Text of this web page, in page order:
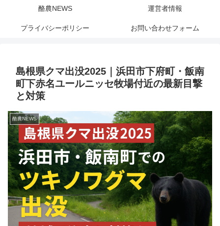
酪農NEWS 運営者情報
プライバシーポリシー お問い合わせフォーム
島根県クマ出没2025｜浜田市下府町・飯南
町下赤名ユールニッセ牧場付近の最新目撃
と対策
酪農NEWS